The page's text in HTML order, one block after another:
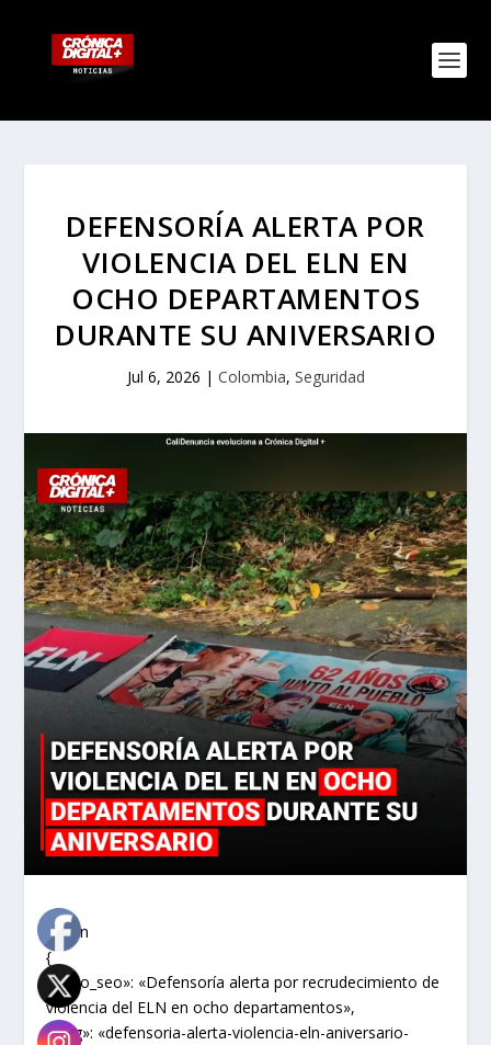
DEFENSORÍA ALERTA POR
VIOLENCIA DEL ELN EN
OCHO DEPARTAMENTOS
DURANTE SU ANIVERSARIO
Jul 6, 2026 | Colombia, Seguridad
«`json
{
«titulo_seo»: «Defensoría alerta por recrudecimiento de
violencia del ELN en ocho departamentos»,
«slug»: «defensoria-alerta-violencia-eln-aniversario-